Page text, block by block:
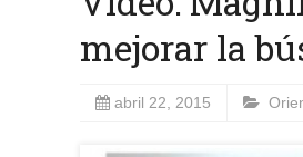
mejorar la
abril 22, 2015